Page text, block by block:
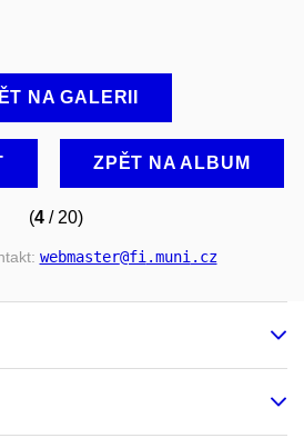
NA GALERII
ZPĚT NA ALBUM
(4/ 20)
webmaster@fi.muni.cz